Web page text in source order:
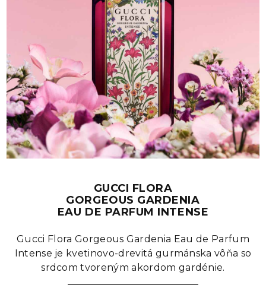
GUCCI FLORA
GORGEOUS GARDENIA
EAU DE PARFUM INTENSE
Gucci Flora Gorgeous Gardenia Eau de Parfum
Intense je kvetinovo-drevitá gurmánska vôňa so
srdcom tvoreným akordom gardénie.